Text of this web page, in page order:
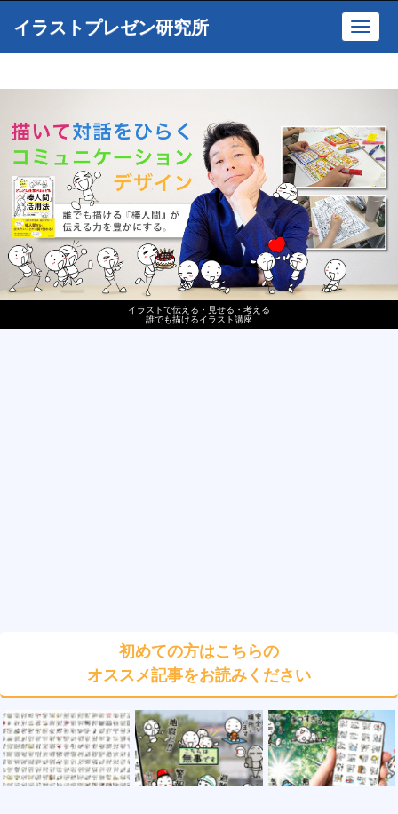
イラストで伝える・見せる・考える
誰でも描けるイラスト講座
イラストプレゼン研究所
初めての方はこちらの
オススメ記事をお読みください